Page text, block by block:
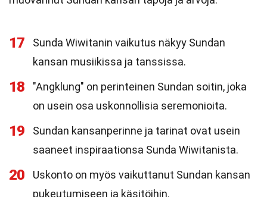
17
Sunda Wiwitanin vaikutus näkyy Sundan
kansan musiikissa ja tanssissa.
18
"Angklung" on perinteinen Sundan soitin, joka
on usein osa uskonnollisia seremonioita.
19
Sundan kansanperinne ja tarinat ovat usein
saaneet inspiraationsa Sunda Wiwitanista.
20
Uskonto on myös vaikuttanut Sundan kansan
pukeutumiseen ja käsitöihin.